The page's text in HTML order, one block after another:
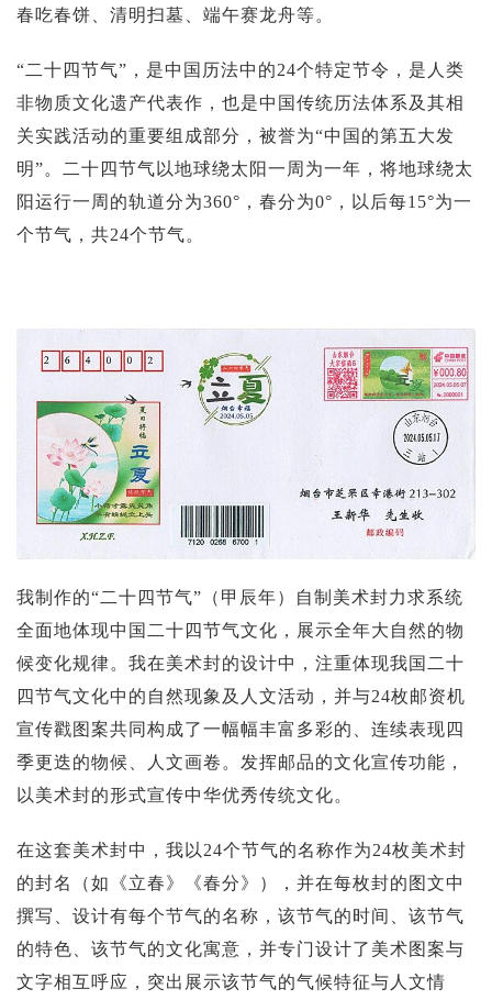
春吃春饼、清明扫墓、端午赛龙舟等。
“二十四节气”，是中国历法中的24个特定节令，是人类
非物质文化遗产代表作，也是中国传统历法体系及其相
关实践活动的重要组成部分，被誉为“中国的第五大发
明”。二十四节气以地球绕太阳一周为一年，将地球绕太
阳运行一周的轨道分为360°，春分为0°，以后每15°为一
个节气，共24个节气。
我制作的“二十四节气”（甲辰年）自制美术封力求系统
全面地体现中国二十四节气文化，展示全年大自然的物
候变化规律。我在美术封的设计中，注重体现我国二十
四节气文化中的自然现象及人文活动，并与24枚邮资机
宣传戳图案共同构成了一幅幅丰富多彩的、连续表现四
季更迭的物候、人文画卷。发挥邮品的文化宣传功能，
以美术封的形式宣传中华优秀传统文化。
在这套美术封中，我以24个节气的名称作为24枚美术封
的封名（如《立春》《春分》），并在每枚封的图文中
撰写、设计有每个节气的名称，该节气的时间、该节气
的特色、该节气的文化寓意，并专门设计了美术图案与
文字相互呼应，突出展示该节气的气候特征与人文情